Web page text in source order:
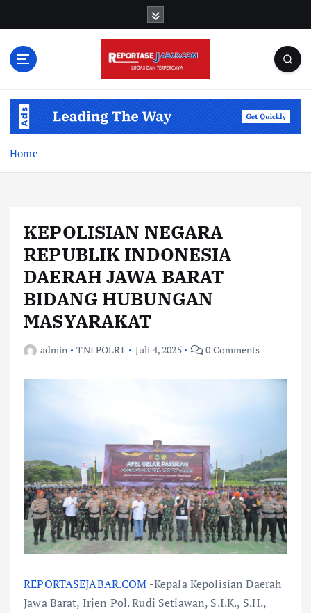
Home
KEPOLISIAN NEGARA
REPUBLIK INDONESIA
DAERAH JAWA BARAT
BIDANG HUBUNGAN
MASYARAKAT
admin TNI POLRI Juli 4, 2025 0 Comments
REPORTASEJABAR.COM -Kepala Kepolisian Daerah
Jawa Barat, Irjen Pol. Rudi Setiawan, S.I.K., S.H.,